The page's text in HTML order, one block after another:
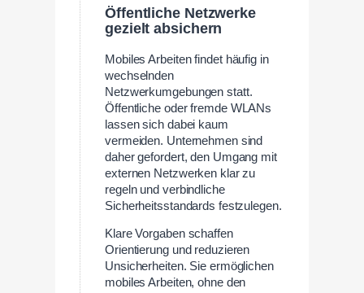
Öffentliche Netzwerke
gezielt absichern
Mobiles Arbeiten findet häufig in
wechselnden
Netzwerkumgebungen statt.
Öffentliche oder fremde WLANs
lassen sich dabei kaum
vermeiden. Unternehmen sind
daher gefordert, den Umgang mit
externen Netzwerken klar zu
regeln und verbindliche
Sicherheitsstandards festzulegen.
Klare Vorgaben schaffen
Orientierung und reduzieren
Unsicherheiten. Sie ermöglichen
mobiles Arbeiten, ohne den